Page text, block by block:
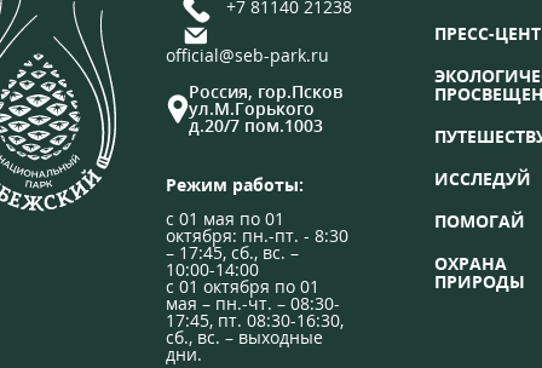
+7 81140 21238
official@seb-park.ru
Россия, гор.Псков
ул.М.Горького
д.20/7 пом.1003
Режим работы:
с 01 мая по 01
октября: пн.-пт. - 8:30
– 17:45, сб., вс. –
10:00-14:00
с 01 октября по 01
мая – пн.-чт. – 08:30-
17:45, пт. 08:30-16:30,
сб., вс. – выходные
дни.
ПРЕСС-
ИССЛЕДУЙ
ПОМОГАЙ
ОХРАНА
ПРИРОДЫ